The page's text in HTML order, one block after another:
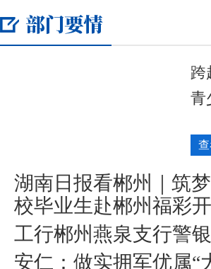
跨
青
湖南日报看郴州｜筑
校毕业生赴郴州福彩
工行郴州燕泉支行警
安仁：做实拥军优属“